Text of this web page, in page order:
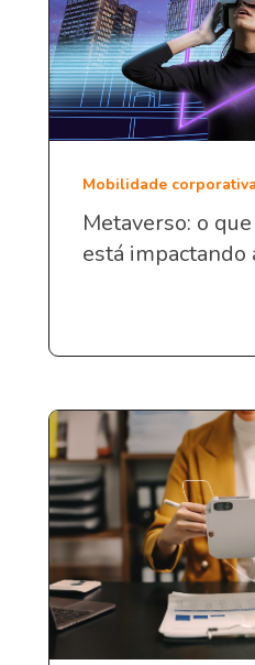
Mobilidade corporativa
Metaverso: o
está impactando